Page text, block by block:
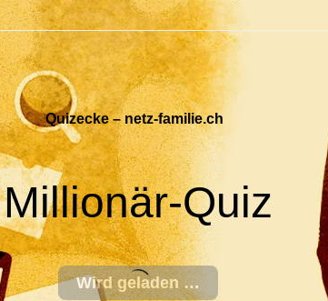
Quizecke – netz-familie.ch
Millionär-Quiz